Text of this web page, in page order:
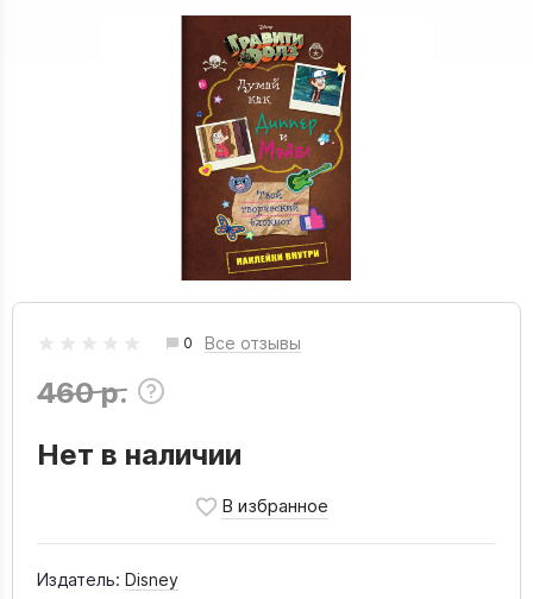
0 Все отзывы
460 р.
Нет в наличии
Издатель: Disney